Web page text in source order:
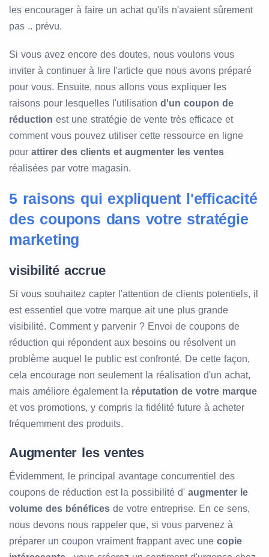
les encourager à faire un achat qu'ils n'avaient sûrement
pas .. prévu.
Si vous avez encore des doutes, nous voulons vous
inviter à continuer à lire l'article que nous avons préparé
pour vous. Ensuite, nous allons vous expliquer les
raisons pour lesquelles l'utilisation d'un coupon de
réduction est une stratégie de vente très efficace et
comment vous pouvez utiliser cette ressource en ligne
pour attirer des clients et augmenter les ventes
réalisées par votre magasin.
5 raisons qui expliquent l'efficacité
des coupons dans votre stratégie
marketing
visibilité accrue
Si vous souhaitez capter l'attention de clients potentiels, il
est essentiel que votre marque ait une plus grande
visibilité. Comment y parvenir ? Envoi de coupons de
réduction qui répondent aux besoins ou résolvent un
problème auquel le public est confronté. De cette façon,
cela encourage non seulement la réalisation d'un achat,
mais améliore également la réputation de votre marque
et vos promotions, y compris la fidélité future à acheter
fréquemment des produits.
Augmenter les ventes
Évidemment, le principal avantage concurrentiel des
coupons de réduction est la possibilité d' augmenter le
volume des bénéfices de votre entreprise. En ce sens,
nous devons nous rappeler que, si vous parvenez à
préparer un coupon vraiment frappant avec une copie